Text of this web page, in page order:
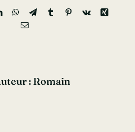
LinkedInWhatsApp
TelegramTumblrPinterest
Vk
Xing
Email
: Romain